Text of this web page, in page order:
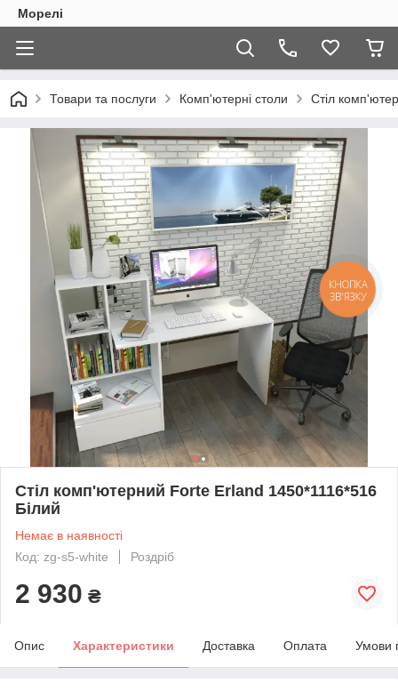
Морелі
Товари та послуги Комп'ютерні столи Стіл
Стіл комп'ютерний Forte Erland 1450*1116*516
Білий
Немає в наявності
Код: zg-s5-white
Роздріб
2 930 ₴
Опис Характеристики Доставка Оплата Умови
КНОПКА
ЗВ'ЯЗКУ